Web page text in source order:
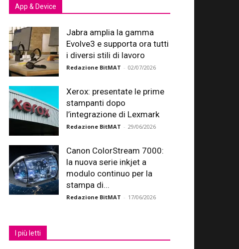
App & Device
Jabra amplia la gamma
Evolve3 e supporta ora tutti
i diversi stili di lavoro
Redazione BitMAT - 02/07/2026
Xerox: presentate le prime
stampanti dopo
l’integrazione di Lexmark
Redazione BitMAT - 29/06/2026
Canon ColorStream 7000:
la nuova serie inkjet a
modulo continuo per la
stampa di...
Redazione BitMAT - 17/06/2026
I più letti